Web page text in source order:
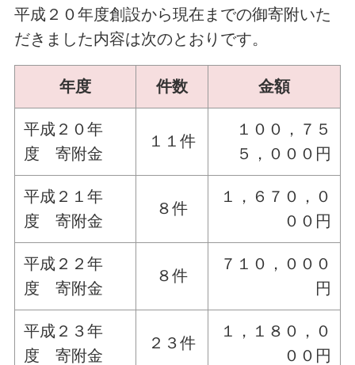
平成２０年度創設から現在までの御寄附いた
だきました内容は次のとおりです。
年度 件数 金額
平成２０年
度 寄附金
１１件
１００，７５
５，０００円
平成２１年
度 寄附金
８件
１，６７０，０
００円
平成２２年
度 寄附金
８件
７１０，０００
円
平成２３年
度 寄附金
２３件
１，１８０，０
００円